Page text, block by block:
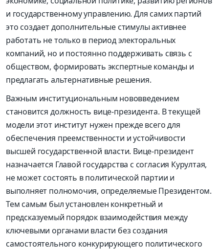
и государственному управлению. Для самих партий
это создает дополнительные стимулы активнее
работать не только в период электоральных
компаний, но и постоянно поддерживать связь с
обществом, формировать экспертные команды и
предлагать альтернативные решения.
Важным институциональным нововведением
становится должность вице-президента. В текущей
модели этот институт нужен прежде всего для
обеспечения преемственности и устойчивости
высшей государственной власти. Вице-президент
назначается Главой государства с согласия Курултая,
не может состоять в политической партии и
выполняет полномочия, определяемые Президентом.
Тем самым был установлен конкретный и
предсказуемый порядок взаимодействия между
ключевыми органами власти без создания
самостоятельного конкурирующего политического